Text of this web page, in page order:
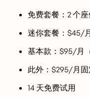
免费套餐：2 个
迷你套餐：$45/
基本款：$95/月
此外：$295/月固
14 天免费试用